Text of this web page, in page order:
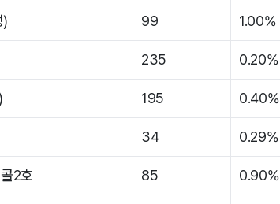
) 99 1.00%
235 0.20%
195 0.40%
34 0.29%
2호 85 0.90%